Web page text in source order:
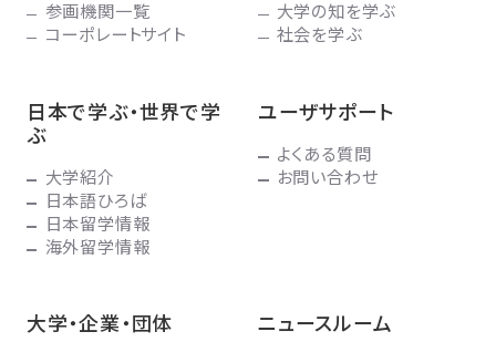
参画機関一覧
コーポレートサイト
大学の知を学ぶ
社会を学ぶ
日本で学ぶ・世界で学
ぶ
大学紹介
日本語ひろば
日本留学情報
海外留学情報
ユーザサポート
よくある質問
お問い合わせ
大学・企業・団体 ニュースルーム